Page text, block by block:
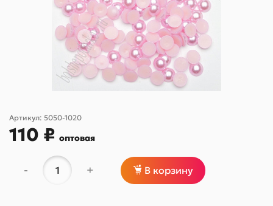
Артикул: 5050-1020
110 ₽ оптовая
- + В корзину